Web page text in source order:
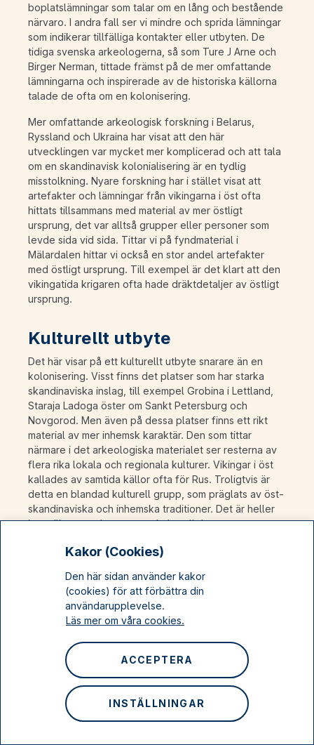
Kakor (Cookies)
Den här sidan använder kakor
(cookies) för att förbättra din
användarupplevelse.
Läs mer om våra cookies.
INSTÄLLNINGAR
ACCEPTERA
boplatslämningar som talar om en lång och bestående
närvaro. I andra fall ser vi mindre och sprida lämningar
som indikerar tillfälliga kontakter eller utbyten. De
tidiga svenska arkeologerna, så som Ture J Arne och
Birger Nerman, tittade främst på de mer omfattande
lämningarna och inspirerade av de historiska källorna
talade de ofta om en kolonisering.
Mer omfattande arkeologisk forskning i Belarus,
Ryssland och Ukraina har visat att den här
utvecklingen var mycket mer komplicerad och att tala
om en skandinavisk kolonialisering är en tydlig
misstolkning. Nyare forskning har i stället visat att
artefakter och lämningar från vikingarna i öst ofta
hittats tillsammans med material av mer östligt
ursprung, det var alltså grupper eller personer som
levde sida vid sida. Tittar vi på fyndmaterial i
Mälardalen hittar vi också en stor andel artefakter
med östligt ursprung. Till exempel är det klart att den
vikingatida krigaren ofta hade dräktdetaljer av östligt
ursprung.
Kulturellt utbyte
Det här visar på ett kulturellt utbyte snarare än en
kolonisering. Visst finns det platser som har starka
skandinaviska inslag, till exempel Grobina i Lettland,
Staraja Ladoga öster om Sankt Petersburg och
Novgorod. Men även på dessa platser finns ett rikt
material av mer inhemsk karaktär. Den som tittar
närmare i det arkeologiska materialet ser resterna av
flera rika lokala och regionala kulturer. Vikingar i öst
kallades av samtida källor ofta för Rus. Troligtvis är
detta en blandad kulturell grupp, som präglats av öst-
skandinaviska och inhemska traditioner. Det är heller
inte säkert att detta var en kulturellt homogen grupp.
Att åka på viking
Det som jag ville förklara för mina skotska vänner den
gången var förstås att vikingar var en lika viktig
företeelse i dagens Sverige som i dagens Danmark